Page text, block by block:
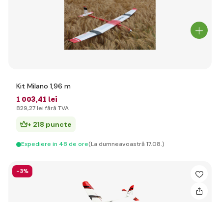
Kit Milano 1,96 m
1 003,41 lei
829,27 lei fără TVA
+ 218 puncte
Expediere in 48 de ore(La dumneavoastră 17.08.)
-3%